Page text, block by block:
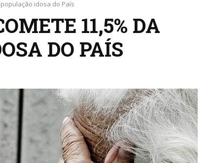
idosa do País
11,5% DA
DO PAÍS